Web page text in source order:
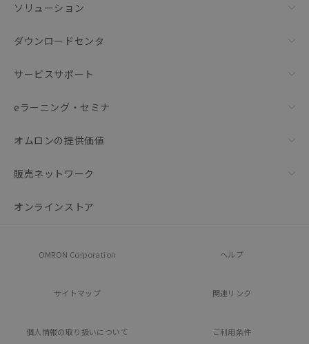
ソリューション
ダウンロードセンタ
サービスサポート
eラーニング・セミナ
オムロンの提供価値
販売ネットワーク
オンラインストア
OMRON Corporation ヘルプ
サイトマップ 関連リンク
個人情報の取り扱いについて ご利用条件